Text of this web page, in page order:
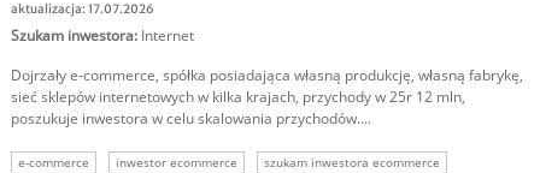
aktualizacja: 17.07.2026
Szukam inwestora: Internet
Dojrzały e-commerce, spółka posiadająca własną produkcję, własną fabrykę,
sieć sklepów internetowych w kilka krajach, przychody w 25r 12 mln,
poszukuje inwestora w celu skalowania przychodów....
e-commerce inwestor ecommerce
szukam inwestora ecommerce